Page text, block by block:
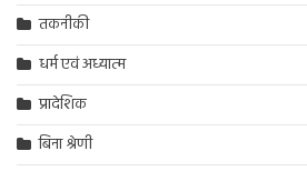
तकनीकी
धर्म एवं अध्यात्म
प्रादेशिक
बिना श्रेणी